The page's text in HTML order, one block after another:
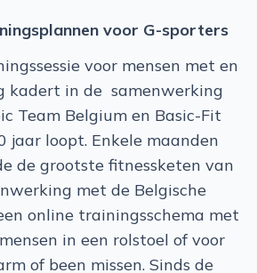
voor G-sporters
voor mensen met en
kadert in de ​ samenwerking
Team Belgium en Basic-Fit
jaar loopt. Enkele maanden
de grootste fitnessketen van
met de Belgische
online trainingsschema met
in een rolstoel of voor
of been missen. Sinds de